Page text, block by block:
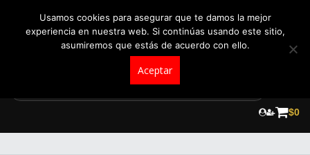
$0
Usamos cookies para asegurar que te damos la mejor
experiencia en nuestra web. Si continúas usando este sitio,
asumiremos que estás de acuerdo con ello.
Aceptar